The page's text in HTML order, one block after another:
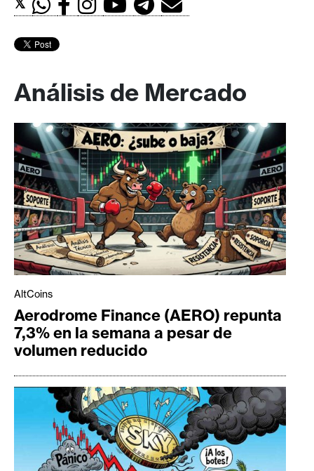
Análisis de Mercado
AltCoins
Aerodrome Finance (AERO) repunta
7,3% en la semana a pesar de
volumen reducido